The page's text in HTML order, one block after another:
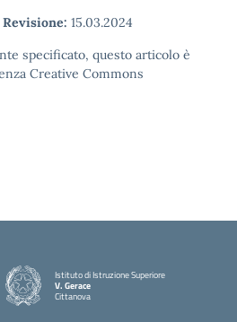
Revisione: 15.03.2024
specificato, questo articolo è
Creative Commons
Istituto di Istruzione Superiore
V. Gerace
Cittanova